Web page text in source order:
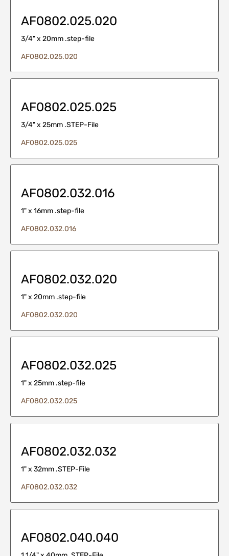
AF0802.025.020
3/4" x 20mm .step-file
AF0802.025.020
AF0802.025.025
3/4" x 25mm .STEP-File
AF0802.025.025
AF0802.032.016
1" x 16mm .step-file
AF0802.032.016
AF0802.032.020
1" x 20mm .step-file
AF0802.032.020
AF0802.032.025
1" x 25mm .step-file
AF0802.032.025
AF0802.032.032
1" x 32mm .STEP-File
AF0802.032.032
AF0802.040.040